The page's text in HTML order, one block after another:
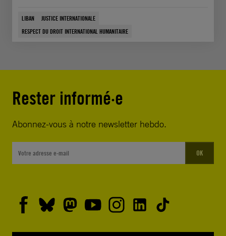
LIBAN
JUSTICE INTERNATIONALE
RESPECT DU DROIT INTERNATIONAL HUMANITAIRE
Rester informé·e
Abonnez-vous à notre newsletter hebdo.
OK